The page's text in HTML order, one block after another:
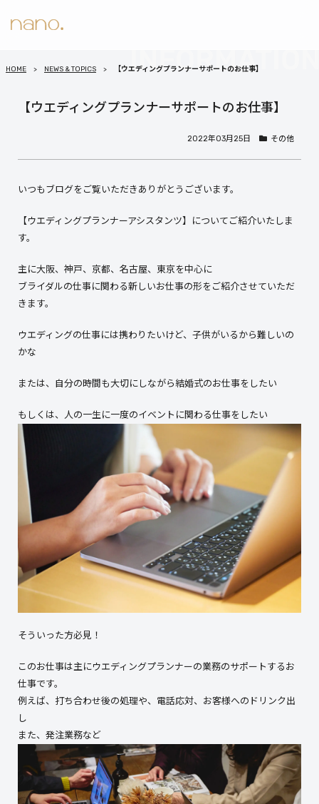
HOME NEWS & TOPICS 【ウエディングプランナーサポートのお仕事】
【ウエディングプランナーサポートのお仕事】
2022年03月25日 その他
いつもブログをご覧いただきありがとうございます。
【ウエディングプランナーアシスタンツ】についてご紹介いたしま
す。
主に大阪、神戸、京都、名古屋、東京を中心に
ブライダルの仕事に関わる新しいお仕事の形をご紹介させていただ
きます。
ウエディングの仕事には携わりたいけど、子供がいるから難しいの
かな
または、自分の時間も大切にしながら結婚式のお仕事をしたい
もしくは、人の一生に一度のイベントに関わる仕事をしたい
そういった方必見！
このお仕事は主にウエディングプランナーの業務のサポートするお
仕事です。
例えば、打ち合わせ後の処理や、電話応対、お客様へのドリンク出
し
また、発注業務など